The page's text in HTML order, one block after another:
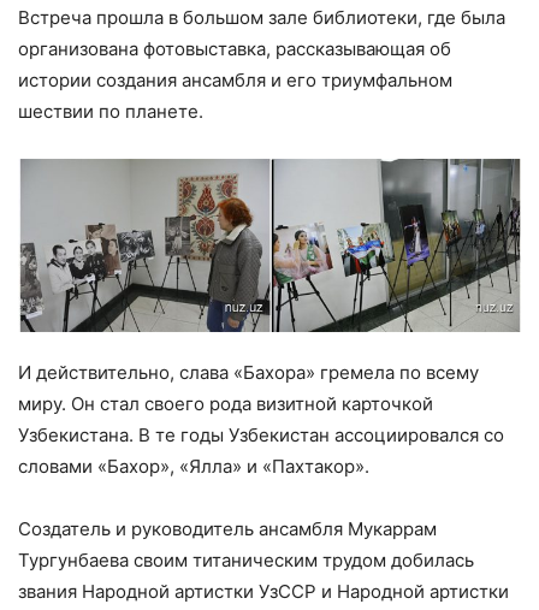
Встреча прошла в большом зале библиотеки, где была
организована фотовыставка, рассказывающая об
истории создания ансамбля и его триумфальном
шествии по планете.
И действительно, слава «Бахора» гремела по всему
миру. Он стал своего рода визитной карточкой
Узбекистана. В те годы Узбекистан ассоциировался со
словами «Бахор», «Ялла» и «Пахтакор».
Создатель и руководитель ансамбля Мукаррам
Тургунбаева своим титаническим трудом добилась
звания Народной артистки УзССР и Народной артистки